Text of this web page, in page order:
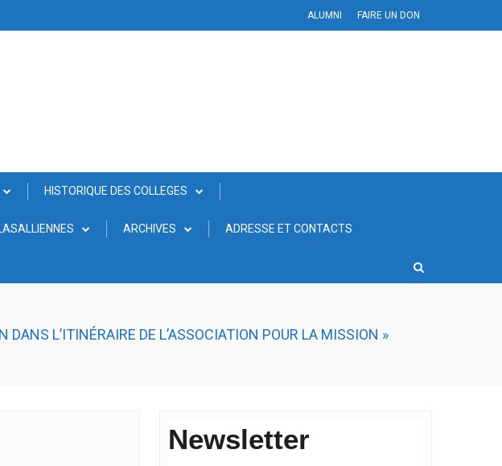
ALUMNI FAIRE UN DON
HISTORIQUE DES COLLEGES
ARCHIVES ADRESSE ET CONTACTS
L’ITINÉRAIRE DE L’ASSOCIATION POUR LA MISSION »
Newsletter